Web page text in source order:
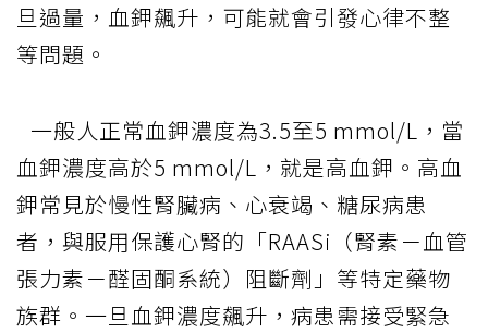
旦過量，血鉀飆升，可能就會引發心律不整
等問題。
一般人正常血鉀濃度為3.5至5 mmol/L，當
血鉀濃度高於5 mmol/L，就是高血鉀。高血
鉀常見於慢性腎臟病、心衰竭、糖尿病患
者，與服用保護心腎的「RAASi（腎素－血管
張力素－醛固酮系統）阻斷劑」等特定藥物
族群。一旦血鉀濃度飆升，病患需接受緊急